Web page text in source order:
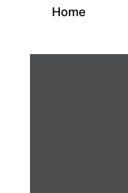
Home